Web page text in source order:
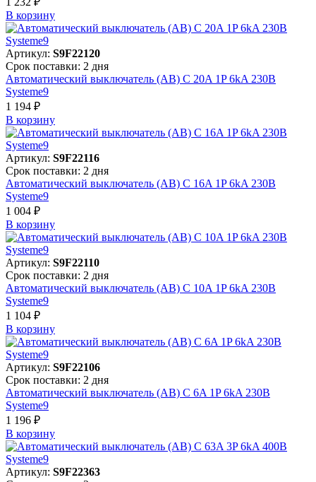
В корзинy
Артикул: S9F22120
Срок поставки: 2 дня
Автоматический выключатель (АВ) C 20A 1P 6kA 230В
Systeme9
1 194 ₽
В корзинy
Артикул: S9F22116
Срок поставки: 2 дня
Автоматический выключатель (АВ) C 16A 1P 6kA 230В
Systeme9
1 004 ₽
В корзинy
Артикул: S9F22110
Срок поставки: 2 дня
Автоматический выключатель (АВ) C 10A 1P 6kA 230В
Systeme9
1 104 ₽
В корзинy
Артикул: S9F22106
Срок поставки: 2 дня
Автоматический выключатель (АВ) C 6A 1P 6kA 230В
Systeme9
1 196 ₽
В корзинy
Артикул: S9F22363